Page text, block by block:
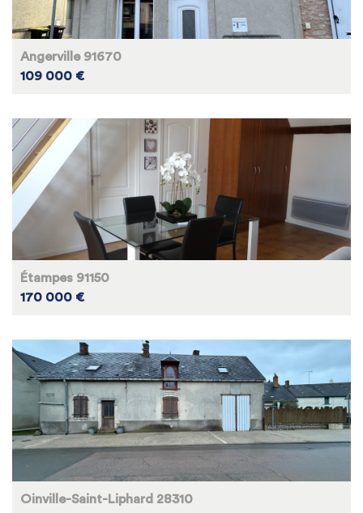
Angerville 91670
109 000 €
Étampes 91150
170 000 €
Oinville-Saint-Liphard 28310